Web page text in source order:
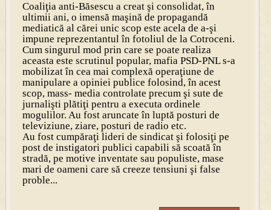
Coaliţia anti-Băsescu a creat şi consolidat, în
ultimii ani, o imensă maşină de propagandă
mediatică al cărei unic scop este acela de a-şi
impune reprezentantul în fotoliul de la Cotroceni.
Cum singurul mod prin care se poate realiza
aceasta este scrutinul popular, mafia PSD-PNL s-a
mobilizat în cea mai complexă operaţiune de
manipulare a opiniei publice folosind, în acest
scop, mass- media controlate precum şi sute de
jurnalişti plătiţi pentru a executa ordinele
mogulilor. Au fost aruncate în luptă posturi de
televiziune, ziare, posturi de radio etc.
Au fost cumpăraţi lideri de sindicat şi folosiţi pe
post de instigatori publici capabili să scoată în
stradă, pe motive inventate sau populiste, mase
mari de oameni care să creeze tensiuni şi false
proble...